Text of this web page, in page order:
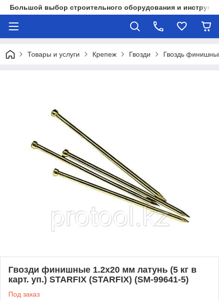
Большой выбор строительного оборудования и
Товары и услуги Крепеж Гвозди Гвоздь
Гвозди финишные 1.2х20 мм латунь (5 кг в
карт. уп.) STARFIX (STARFIX) (SM-99641-5)
Под заказ